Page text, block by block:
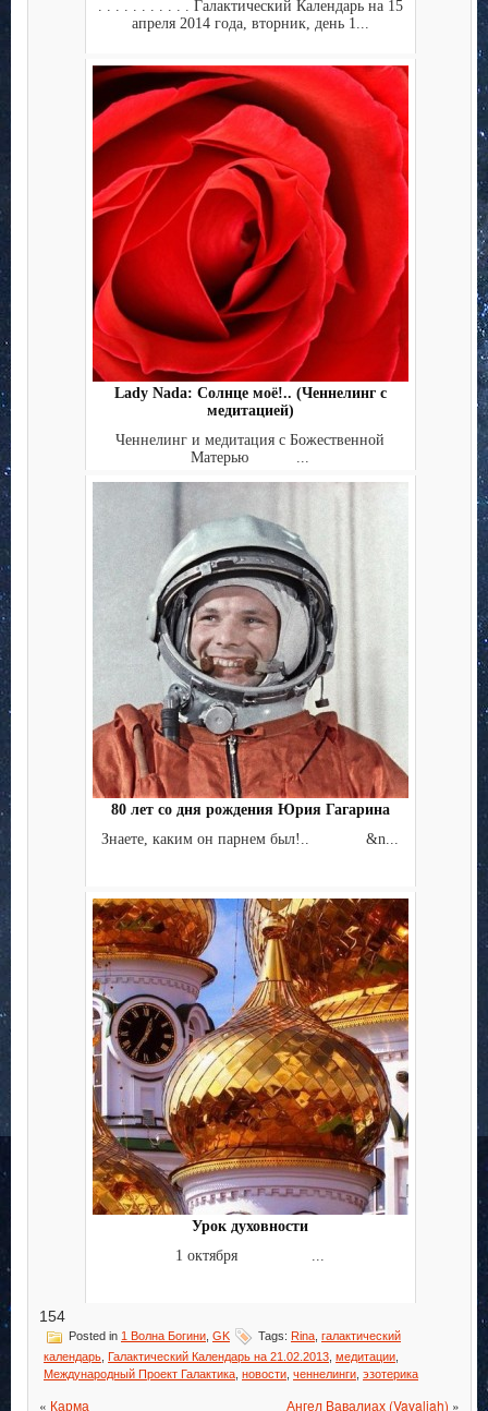
. . . . . . . . . . . Галактический Календарь на 15
апреля 2014 года, вторник, день 1...
Lady Nada: Солнце моё!.. (Ченнелинг с
медитацией)
Ченнелинг и медитация с Божественной
Матерью ...
80 лет со дня рождения Юрия Гагарина
Знаете, каким он парнем был!.. &n...
Урок духовности
1 октября ...
154
Posted in 1 Волна Богини GK Tags: Rina галактический
календарь Галактический Календарь на 21.02.2013 медитации
Международный Проект Галактика новости ченнелинги эзотерика
« Карма Ангел Вавалиах (Vavaliah) »